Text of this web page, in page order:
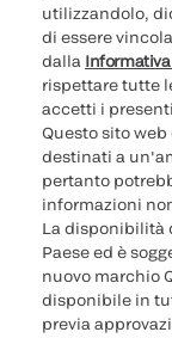
utilizzandolo,
di essere
dalla
rispettare tutte
accetti i
Questo sito
destinati a
pertanto
informazioni
La disponibilità
Paese ed è
nuovo marchio
disponibile in
previa